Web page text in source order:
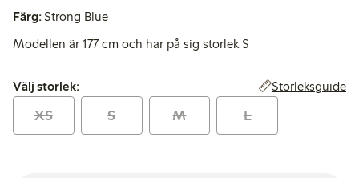
Färg: Strong Blue
Modellen är 177 cm och har på sig storlek S
Välj storlek:
Välj storlek: Storleksguide
XS S M L